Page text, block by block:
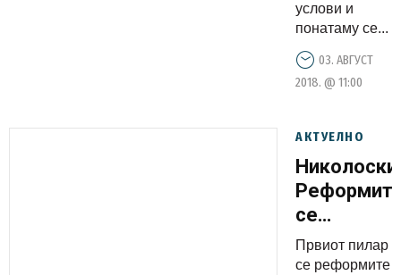
услови и
понатаму се...
03. АВГУСТ
2018. @ 11:00
АКТУЕЛНО
Николоски:
се
поважни
од
Првиот пилар
се реформите